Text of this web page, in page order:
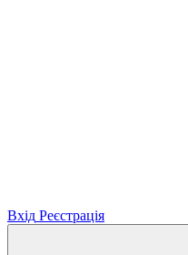
Вхід Реєстрація